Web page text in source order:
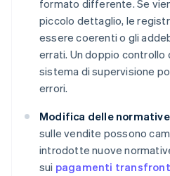
formato differente. Se
piccolo dettaglio, le
essere coerenti o gli
errati. Un doppio controllo
sistema di supervisione
errori.
Modifica delle
sulle vendite possono
introdotte nuove
sui pagamenti